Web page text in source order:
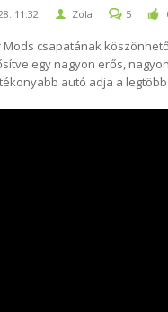
11:32 Zola 5
Mods csapatának
egy nagyon erős,
autó adja a